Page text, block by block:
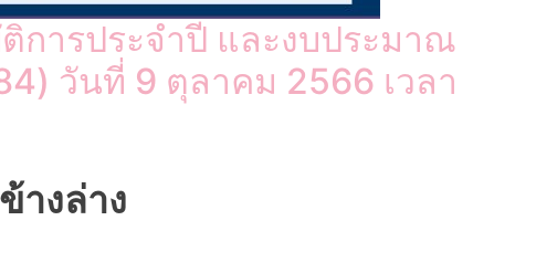
การประจำปี และงบประมาณ
วันที่ 9 ตุลาคม 2566 เวลา
างล่าง